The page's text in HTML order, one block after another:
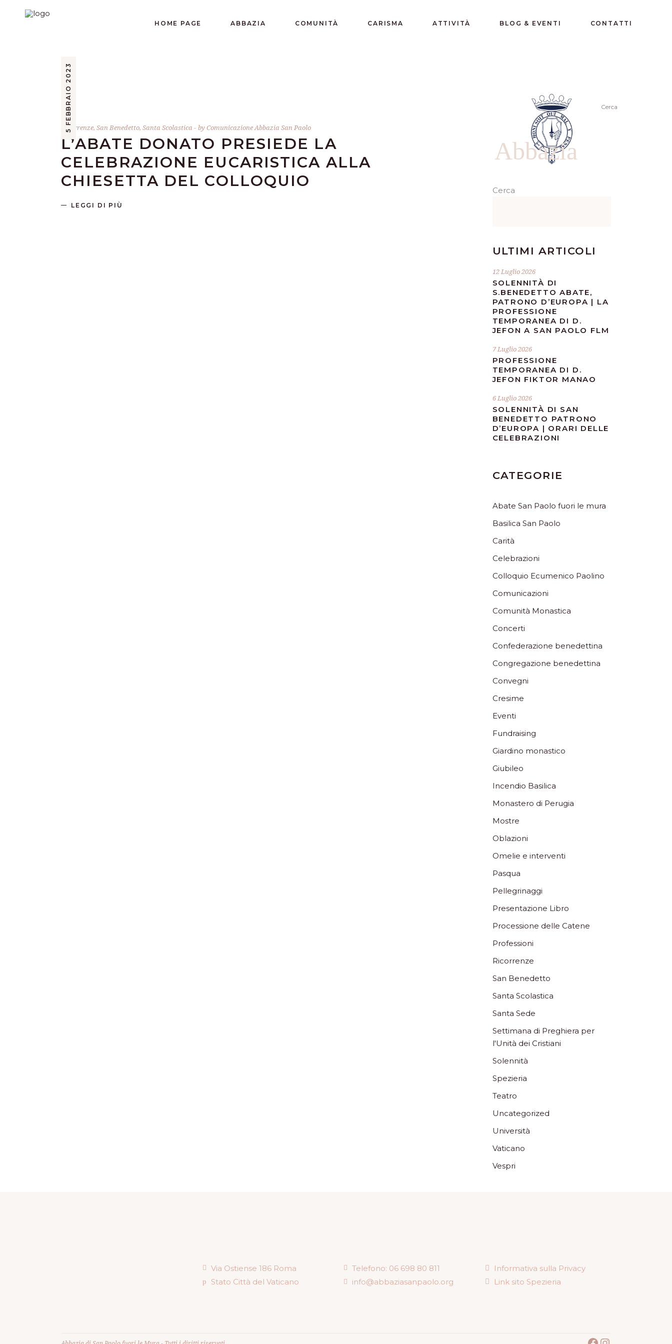
HOME PAGE ABBAZIA COMUNITÀ CARISMA ATTIVITÀ BLOG & EVENTI CONTATTI
5 FEBBRAIO 2023
Ricorrenze, San Benedetto, Santa Scolastica byComunicazione Abbazia San Paolo
L’ABATE DONATO PRESIEDE LA
CELEBRAZIONE EUCARISTICA ALLA
CHIESETTA DEL COLLOQUIO
LEGGI DI PIÙ
Abbazia
Cerca
Cerca
ULTIMI ARTICOLI
12 Luglio 2026
SOLENNITÀ DI
S.BENEDETTO ABATE,
PATRONO D’EUROPA | LA
PROFESSIONE
TEMPORANEA DI D.
JEFON A SAN PAOLO FLM
7 Luglio 2026
PROFESSIONE
TEMPORANEA DI D.
JEFON FIKTOR MANAO
6 Luglio 2026
SOLENNITÀ DI SAN
BENEDETTO PATRONO
D’EUROPA | ORARI DELLE
CELEBRAZIONI
CATEGORIE
Abate San Paolo fuori le mura
Basilica San Paolo
Carità
Celebrazioni
Colloquio Ecumenico Paolino
Comunicazioni
Comunità Monastica
Concerti
Confederazione benedettina
Congregazione benedettina
Convegni
Cresime
Eventi
Fundraising
Giardino monastico
Giubileo
Incendio Basilica
Monastero di Perugia
Mostre
Oblazioni
Omelie e interventi
Pasqua
Pellegrinaggi
Presentazione Libro
Processione delle Catene
Professioni
Ricorrenze
San Benedetto
Santa Scolastica
Santa Sede
Settimana di Preghiera per
l'Unità dei Cristiani
Solennità
Spezieria
Teatro
Uncategorized
Università
Vaticano
Vespri
Via Ostiense 186 Roma
Stato Città del Vaticano
Telefono: 06 698 80 811
info@abbaziasanpaolo.org
Informativa sulla Privacy
Link sito Spezieria